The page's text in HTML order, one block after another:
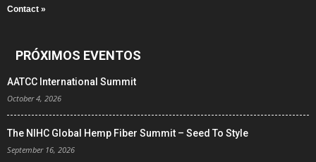
Contact »
PRÓXIMOS EVENTOS
AATCC International Summit
October 4, 2026
The NIHC Global Hemp Fiber Summit – Seed To Style
September 16, 2026